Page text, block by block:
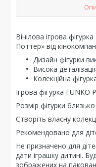
Вінілова ігрова
Поттер» від
Дизайн фігурки
Висока
Колекційна
Ігрова фігурка FUNKO
Розмір фігурки
Створіть власну
Рекомендовано для
Не призначено для
дати іграшку дитині.
зображених на